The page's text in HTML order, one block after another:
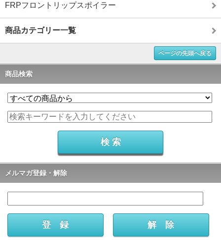
FRPフロントリップスポイラー
商品カテゴリー一覧
ページの先頭へ戻る
商品検索
メルマガ登録・解除